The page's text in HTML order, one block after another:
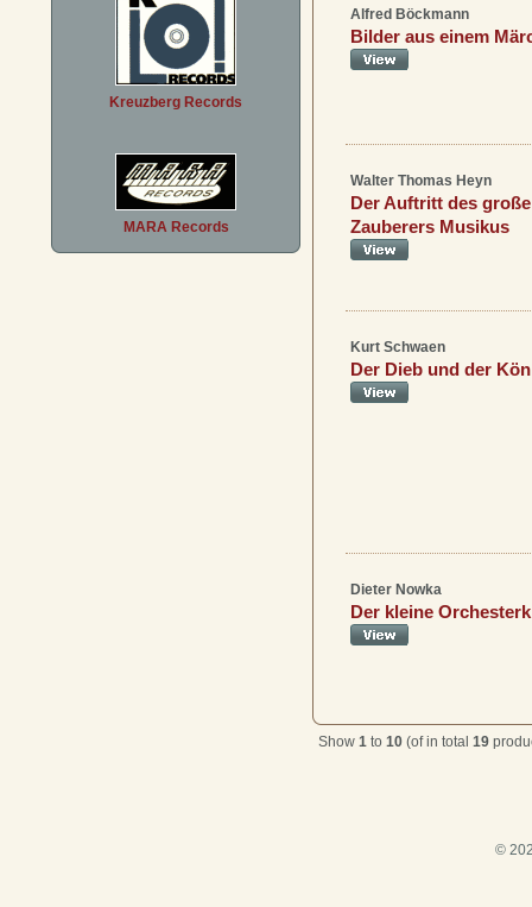
Kreuzberg Records
MARA Records
Alfred Böckmann
Bilder aus einem
Walter Thomas Heyn
Der Auftritt des
Zauberers Musikus
Kurt Schwaen
Der Dieb und der
Dieter Nowka
Der kleine
Show 1 to 10 (of in total 19
©